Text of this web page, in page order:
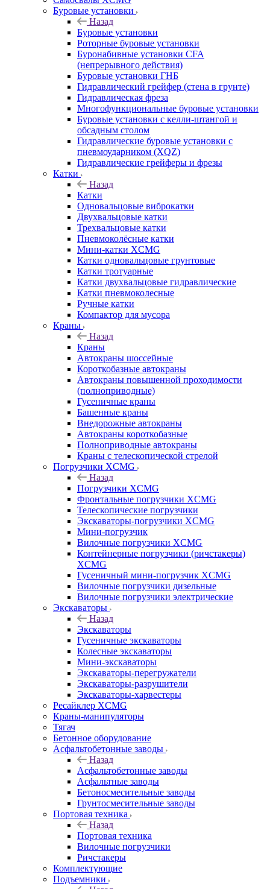
Буровые установки
Назад
Буровые установки
Роторные буровые установки
Буронабивные установки CFA
(непрерывного действия)
Буровые установки ГНБ
Гидравлический грейфер (стена в грунте)
Гидравлическая фреза
Многофункциональные буровые установки
Буровые установки с келли-штангой и
обсадным столом
Гидравлические буровые установки с
пневмоударником (XQZ)
Гидравлические грейферы и фрезы
Катки
Назад
Катки
Одновальцовые виброкатки
Двухвальцовые катки
Трехвальцовые катки
Пневмоколёсные катки
Мини-катки XCMG
Катки одновальцовые грунтовые
Катки тротуарные
Катки двухвальцовые гидравлические
Катки пневмоколесные
Ручные катки
Компактор для мусора
Краны
Назад
Краны
Автокраны шоссейные
Короткобазные автокраны
Автокраны повышенной проходимости
(полноприводные)
Гусеничные краны
Башенные краны
Внедорожные автокраны
Автокраны короткобазные
Полноприводные автокраны
Краны с телескопической стрелой
Погрузчики XCMG
Назад
Погрузчики XCMG
Фронтальные погрузчики XCMG
Телескопические погрузчики
Экскаваторы-погрузчики XCMG
Мини-погрузчик
Вилочные погрузчики XCMG
Контейнерные погрузчики (ричстакеры)
XCMG
Гусеничный мини-погрузчик XCMG
Вилочные погрузчики дизельные
Вилочные погрузчики электрические
Экскаваторы
Назад
Экскаваторы
Гусеничные экскаваторы
Колесные экскаваторы
Мини-экскаваторы
Экскаваторы-перегружатели
Экскаваторы-разрушители
Экскаваторы-харвестеры
Ресайклер XCMG
Краны-манипуляторы
Тягач
Бетонное оборудование
Асфальтобетонные заводы
Назад
Асфальтобетонные заводы
Асфальтные заводы
Бетоносмесительные заводы
Грунтосмесительные заводы
Портовая техника
Назад
Портовая техника
Вилочные погрузчики
Ричстакеры
Комплектующие
Подъемники